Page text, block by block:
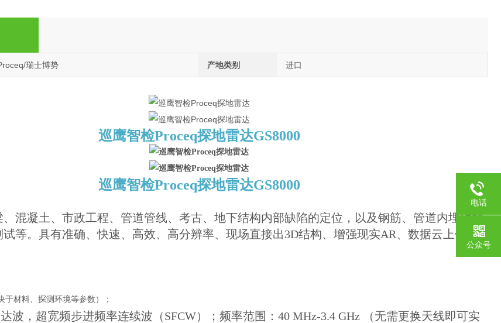
瑞士博势 产地类别 进口
巡鹰智检Proceq探地雷达GS8000
巡鹰智检Proceq探地雷达GS8000
、混凝土、市政工程、管道管线、考古、地下结构内部缺陷的定位，以及钢筋、管道内埋物的
等。具有准确、快速、高效、高分辨率、现场直接出3D结构、增强现实AR、数据云上传等
于材料、探测环境等参数）；
波，超宽频步进频率连续波（SFCW）；频率范围：40 MHz-3.4 GHz （无需更换天线即可实
电话
公众号